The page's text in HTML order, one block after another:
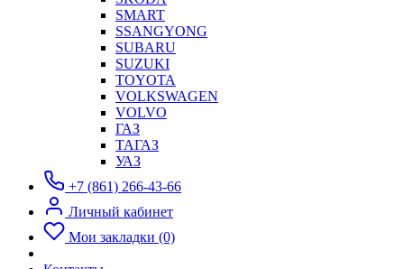
SMART
SSANGYONG
SUBARU
SUZUKI
TOYOTA
VOLKSWAGEN
VOLVO
ГАЗ
ТАГАЗ
УАЗ
+7 (861) 266-43-66
Личный кабинет
Мои закладки (0)